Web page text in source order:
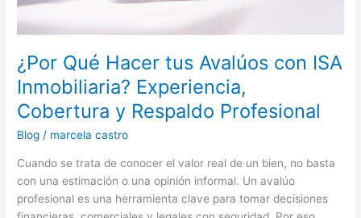
¿Por Qué Hacer tus Avalúos con ISA
Inmobiliaria? Experiencia,
Cobertura y Respaldo Profesional
Blog / marcela castro
Cuando se trata de conocer el valor real de un bien, no basta
con una estimación o una opinión informal. Un avalúo
profesional es una herramienta clave para tomar decisiones
y
Respaldo